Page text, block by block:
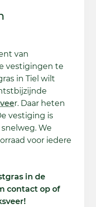
van
vestigingen te
in Tiel wilt
r. Daar heten
vestiging is
We
voor iedere
in de
contact op of